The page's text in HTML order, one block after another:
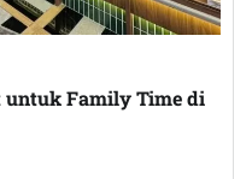
Family Time di